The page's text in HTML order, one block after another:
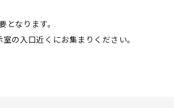
となります。
の入口近くにお集まりください。